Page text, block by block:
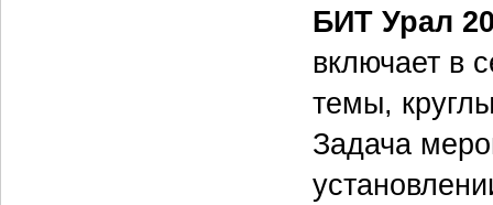
БИТ Урал
включает в
темы,
Задача